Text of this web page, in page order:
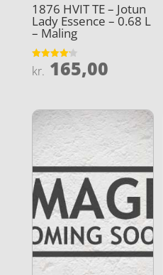
1876 HVIT TE – Jotun
Lady Essence – 0.68 L
– Maling
Vurderet
4.2
kr. 165,00